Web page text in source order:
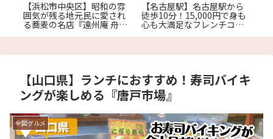
【浜松市中央区】昭和の雰
囲気が残る地元民に愛され
る蕎麦の名店『遠州庵 舟そ
【名古屋駅】名古屋駅から
徒歩10分！15,000円で身も
心も大満足なフレンチコー
【山口県】ランチにおすすめ！寿司バイキ
ングが楽しめる『唐戸市場』
全国グルメ